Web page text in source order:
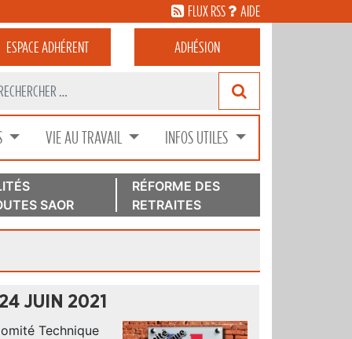
FLUX RSS AIDE
ESPACEADHÉRENT ADHÉSION
VIE AU TRAVAIL INFOS UTILES
SAOR
RÉFORME DES
RETRAITES
JUIN 2021
Technique